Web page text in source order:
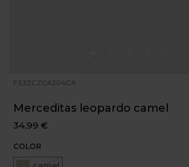
F53ZCZCA204CA
Merceditas leopardo camel
34,99 €
COLOR